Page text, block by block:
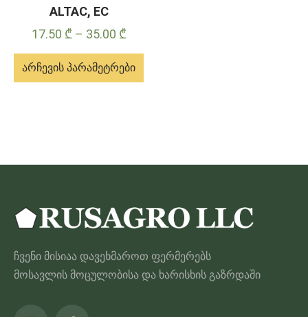
ALTAC, EC
17.50 ₾ – 35.00 ₾Price
range:
17.50 ₾
არჩევის პარამეტრები
შეიძლება
შეირჩეს
გვერდზე
ჩვენი მისიაა დავეხმაროთ ფერმერებს
მოსავლის მოცულობისა და ხარისხის გაზრდაში